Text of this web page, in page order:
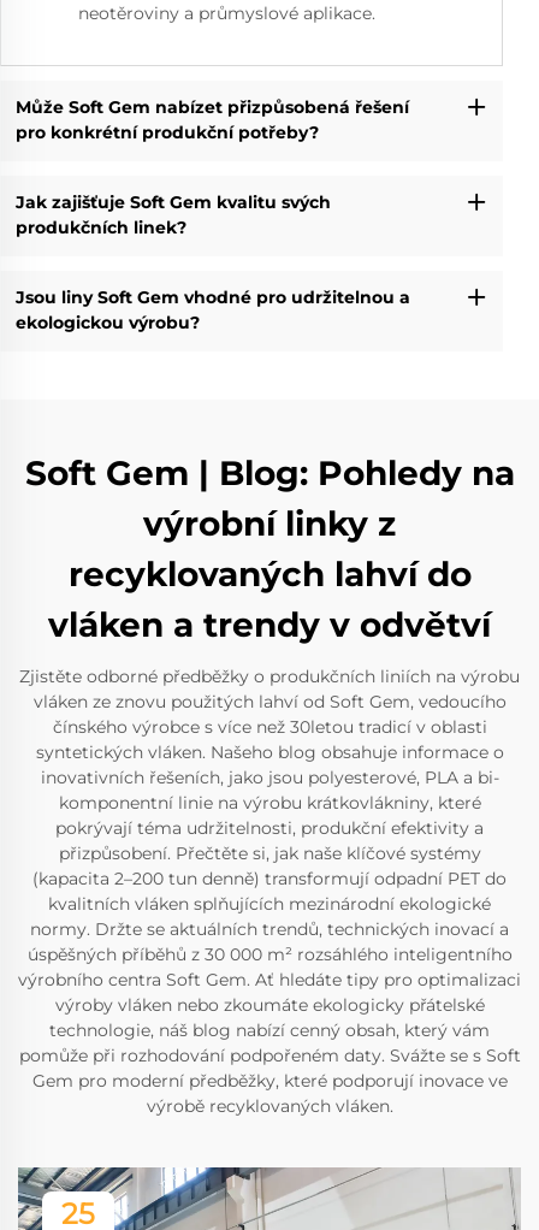
neotěroviny a průmyslové aplikace.
Může Soft Gem nabízet přizpůsobená řešení
pro konkrétní produkční potřeby?
Jak zajišťuje Soft Gem kvalitu svých
produkčních linek?
Jsou liny Soft Gem vhodné pro udržitelnou a
ekologickou výrobu?
Soft Gem | Blog: Pohledy na
výrobní linky z
recyklovaných lahví do
vláken a trendy v odvětví
Zjistěte odborné předběžky o produkčních liniích na výrobu
vláken ze znovu použitých lahví od Soft Gem, vedoucího
čínského výrobce s více než 30letou tradicí v oblasti
syntetických vláken. Našeho blog obsahuje informace o
inovativních řešeních, jako jsou polyesterové, PLA a bi-
komponentní linie na výrobu krátkovlákniny, které
pokrývají téma udržitelnosti, produkční efektivity a
přizpůsobení. Přečtěte si, jak naše klíčové systémy
(kapacita 2–200 tun denně) transformují odpadní PET do
kvalitních vláken splňujících mezinárodní ekologické
normy. Držte se aktuálních trendů, technických inovací a
úspěšných příběhů z 30 000 m² rozsáhlého inteligentního
výrobního centra Soft Gem. Ať hledáte tipy pro optimalizaci
výroby vláken nebo zkoumáte ekologicky přátelské
technologie, náš blog nabízí cenný obsah, který vám
pomůže při rozhodování podpořeném daty. Svážte se s Soft
Gem pro moderní předběžky, které podporují inovace ve
výrobě recyklovaných vláken.
25